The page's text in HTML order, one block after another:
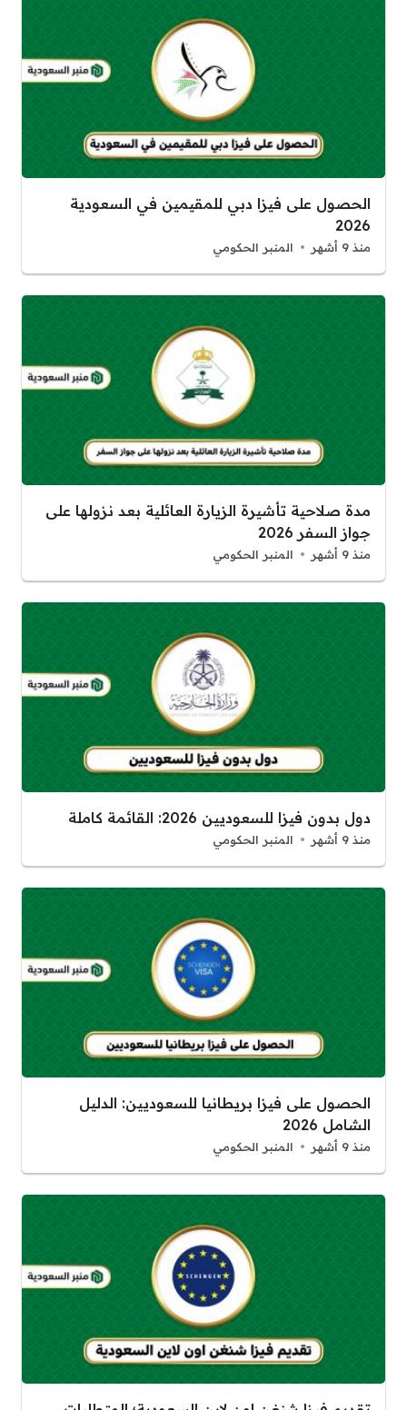
الحصول على فيزا دبي للمقيمين في السعودية
2026
منذ 9 أشهر المنبر الحكومي
مدة صلاحية تأشيرة الزيارة العائلية بعد نزولها على
جواز السفر 2026
منذ 9 أشهر المنبر الحكومي
دول بدون فيزا للسعوديين 2026: القائمة كاملة
منذ 9 أشهر المنبر الحكومي
الحصول على فيزا بريطانيا للسعوديين: الدليل
الشامل 2026
منذ 9 أشهر المنبر الحكومي